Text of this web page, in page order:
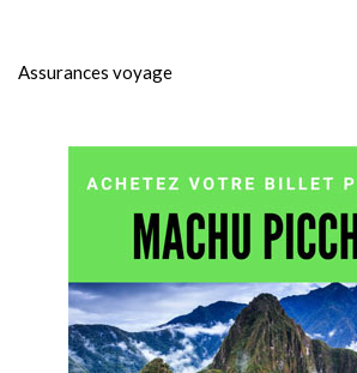
Assurances voyage